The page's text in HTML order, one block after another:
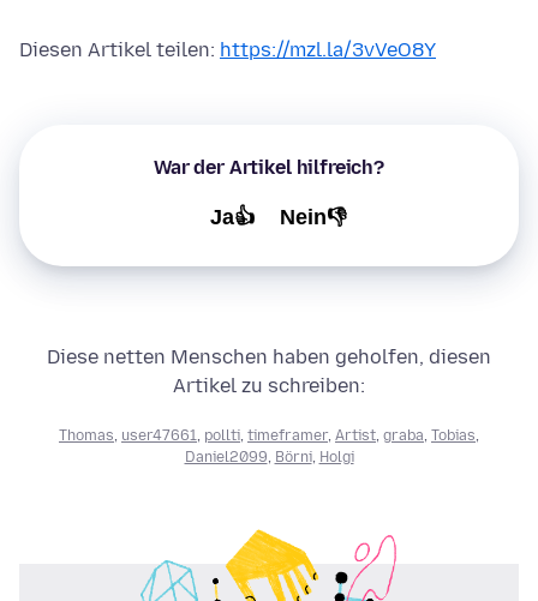
Diesen Artikel teilen: https://mzl.la/3vVeO8Y
War der Artikel hilfreich?
Ja👍 Nein👎
Diese netten Menschen haben geholfen, diesen
Artikel zu schreiben:
Thomas user47661 pollti timeframer, Artist graba Tobias
Daniel2099 Börni, Holgi